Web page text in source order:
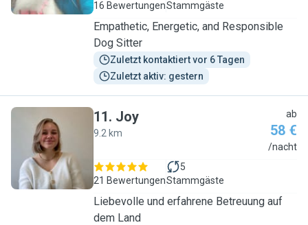
16 BewertungenStammgäste
Empathetic, Energetic, and Responsible
Dog Sitter
Zuletzt kontaktiert vor 6 Tagen
Zuletzt aktiv: gestern
J
11. Joy
9.2 km
ab
58 €
/nacht
21 Bewertungen
5
Stammgäste
Liebevolle und erfahrene Betreuung auf
dem Land